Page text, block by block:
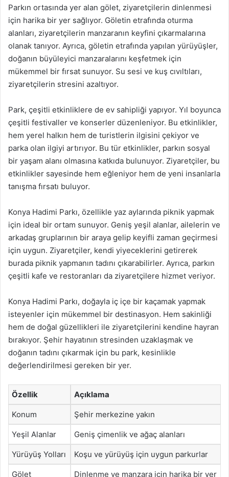
Parkın ortasında yer alan gölet, ziyaretçilerin dinlenmesi
için harika bir yer sağlıyor. Göletin etrafında oturma
alanları, ziyaretçilerin manzaranın keyfini çıkarmalarına
olanak tanıyor. Ayrıca, göletin etrafında yapılan yürüyüşler,
doğanın büyüleyici manzaralarını keşfetmek için
mükemmel bir fırsat sunuyor. Su sesi ve kuş cıvıltıları,
ziyaretçilerin stresini azaltıyor.
Park, çeşitli etkinliklere de ev sahipliği yapıyor. Yıl boyunca
çeşitli festivaller ve konserler düzenleniyor. Bu etkinlikler,
hem yerel halkın hem de turistlerin ilgisini çekiyor ve
parka olan ilgiyi artırıyor. Bu tür etkinlikler, parkın sosyal
bir yaşam alanı olmasına katkıda bulunuyor. Ziyaretçiler, bu
etkinlikler sayesinde hem eğleniyor hem de yeni insanlarla
tanışma fırsatı buluyor.
Konya Hadimi Parkı, özellikle yaz aylarında piknik yapmak
için ideal bir ortam sunuyor. Geniş yeşil alanlar, ailelerin ve
arkadaş gruplarının bir araya gelip keyifli zaman geçirmesi
için uygun. Ziyaretçiler, kendi yiyeceklerini getirerek
burada piknik yapmanın tadını çıkarabilirler. Ayrıca, parkın
çeşitli kafe ve restoranları da ziyaretçilere hizmet veriyor.
Konya Hadimi Parkı, doğayla iç içe bir kaçamak yapmak
isteyenler için mükemmel bir destinasyon. Hem sakinliği
hem de doğal güzellikleri ile ziyaretçilerini kendine hayran
bırakıyor. Şehir hayatının stresinden uzaklaşmak ve
doğanın tadını çıkarmak için bu park, kesinlikle
değerlendirilmesi gereken bir yer.
Özellik Açıklama
Konum Şehir merkezine yakın
Yeşil Alanlar Geniş çimenlik ve ağaç alanları
Yürüyüş Yolları Koşu ve yürüyüş için uygun parkurlar
Gölet Dinlenme ve manzara için harika bir yer